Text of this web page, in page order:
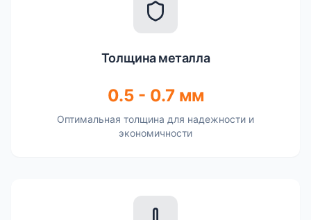
Толщина металла
0.5 - 0.7 мм
Оптимальная толщина для надежности и
экономичности